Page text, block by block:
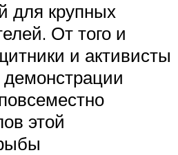
для крупных
От того и
и активисты
этой